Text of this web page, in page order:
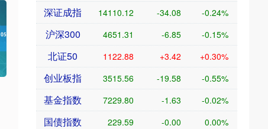
深证成指 14110.12 -34.08 -0.24%
沪深300 4651.31 -6.85 -0.15%
北证50 1122.88 +3.42 +0.30%
创业板指 3515.56 -19.58 -0.55%
基金指数 7229.80 -1.63 -0.02%
国债指数 229.59 -0.00 0.00%